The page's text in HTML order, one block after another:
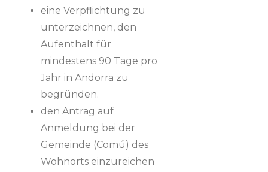
eine Verpflichtung zu
unterzeichnen, den
Aufenthalt für
mindestens 90 Tage pro
Jahr in Andorra zu
begründen.
den Antrag auf
Anmeldung bei der
Gemeinde (Comú) des
Wohnorts einzureichen